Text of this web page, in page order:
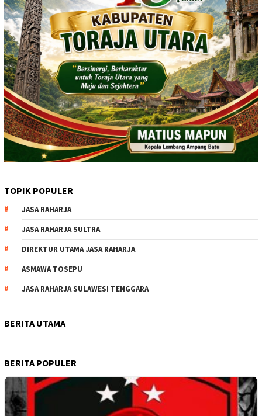
TOPIK POPULER
JASA RAHARJA
JASA RAHARJA SULTRA
DIREKTUR UTAMA JASA RAHARJA
ASMAWA TOSEPU
JASA RAHARJA SULAWESI TENGGARA
BERITA UTAMA
BERITA POPULER